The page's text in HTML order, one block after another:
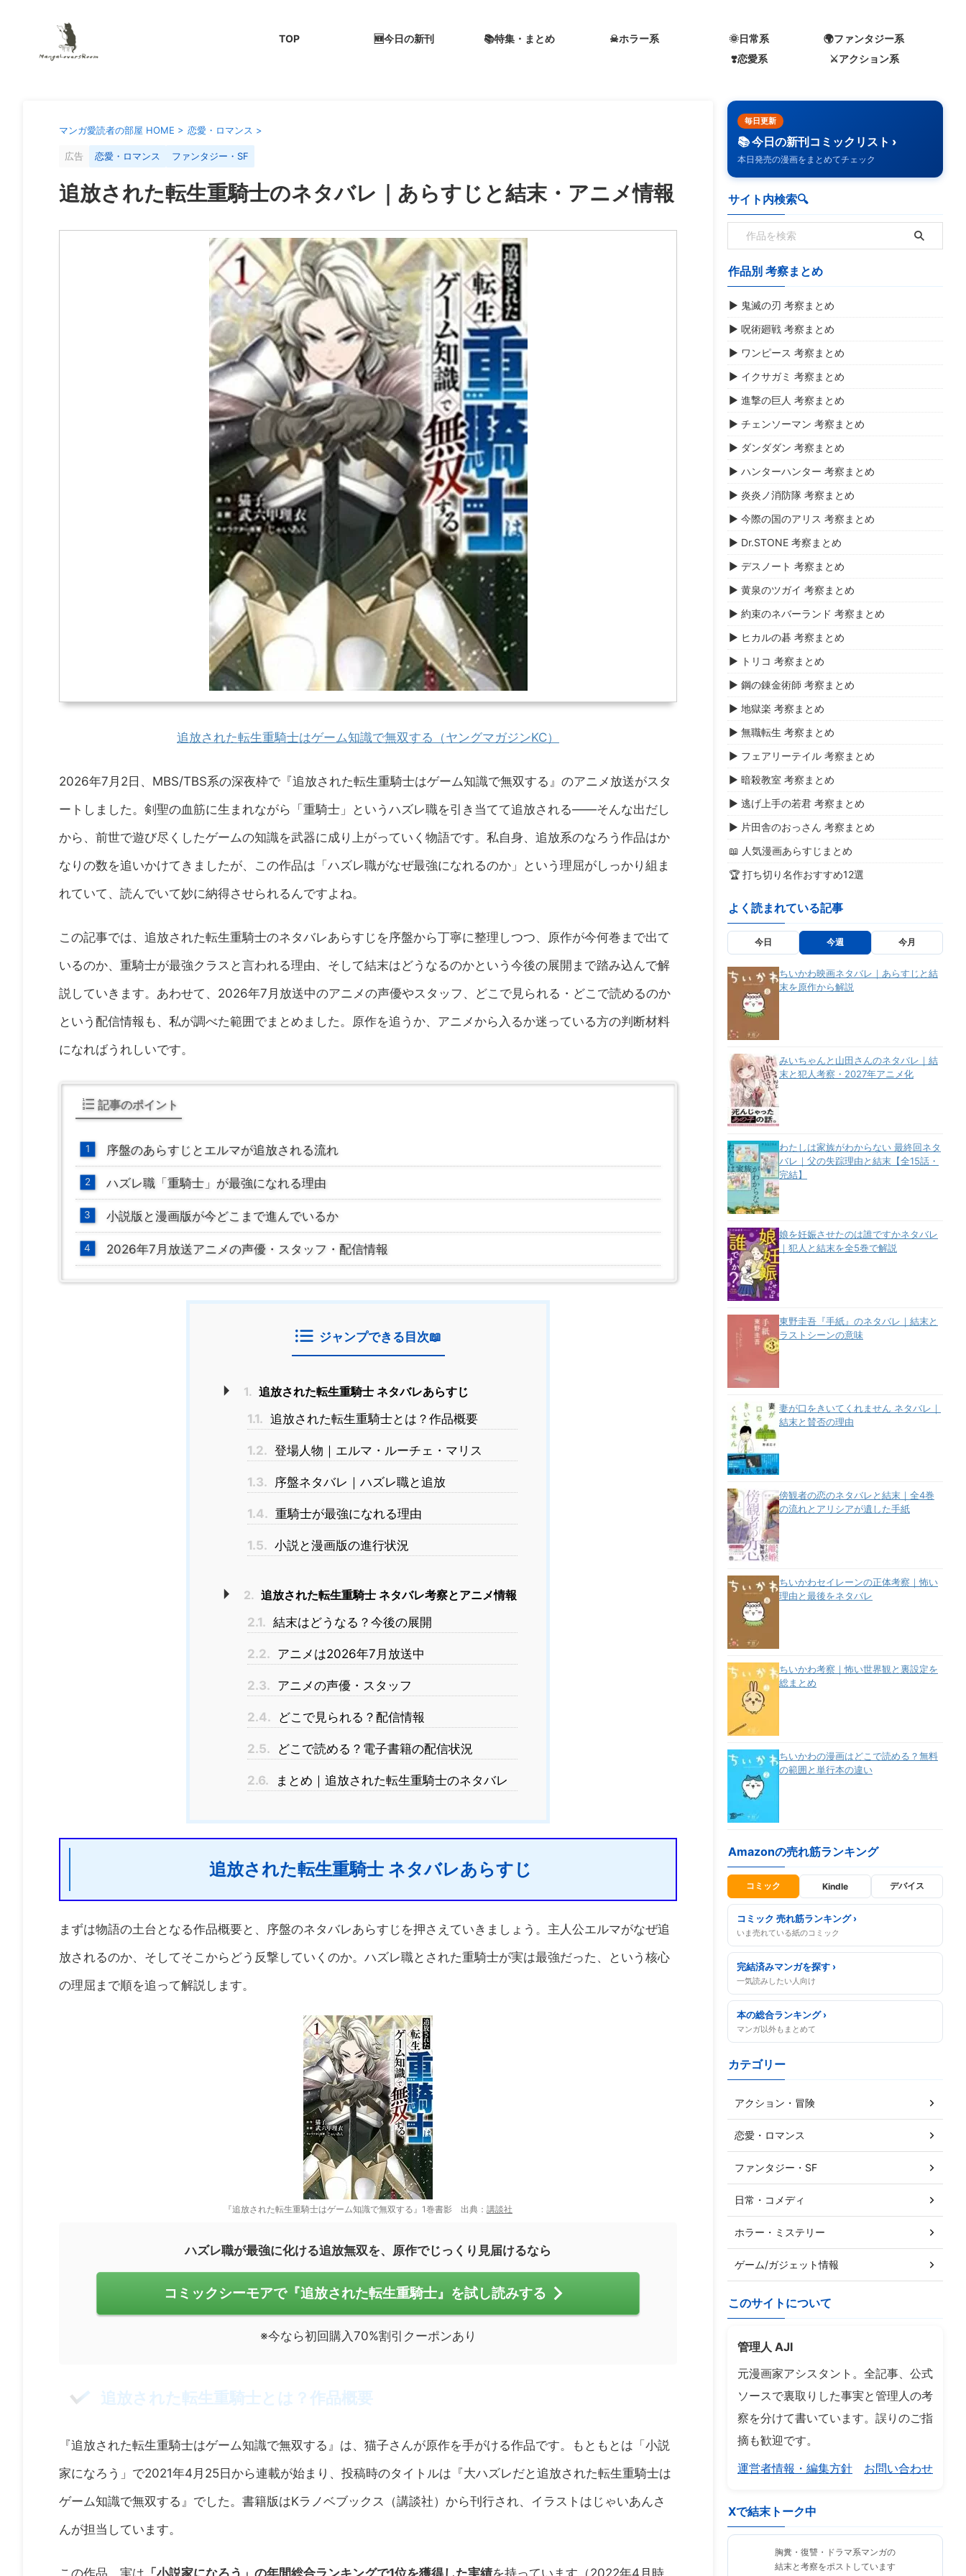
TOP 🆕今日の新刊 📚特集・まとめ ☠ホラー系 🌞日常系
🌍️ファンタジー系
❣️恋愛系
⚔️アクション系
マンガ愛読者の部屋 HOME > 恋愛・ロマンス >
広告 恋愛・ロマンス ファンタジー・SF
追放された転生重騎士のネタバレ｜あらすじと結末・アニメ情報
追放された転生重騎士はゲーム知識で無双する（ヤングマガジンKC）
2026年7月2日、MBS/TBS系の深夜枠で『追放された転生重騎士はゲーム知識で無双する』のアニメ放送がスタ
ートしました。剣聖の血筋に生まれながら「重騎士」というハズレ職を引き当てて追放される——そんな出だし
から、前世で遊び尽くしたゲームの知識を武器に成り上がっていく物語です。私自身、追放系のなろう作品はか
なりの数を追いかけてきましたが、この作品は「ハズレ職がなぜ最強になれるのか」という理屈がしっかり組ま
れていて、読んでいて妙に納得させられるんですよね。
この記事では、追放された転生重騎士のネタバレあらすじを序盤から丁寧に整理しつつ、原作が今何巻まで出て
いるのか、重騎士が最強クラスと言われる理由、そして結末はどうなるのかという今後の展開まで踏み込んで解
説していきます。あわせて、2026年7月放送中のアニメの声優やスタッフ、どこで見られる・どこで読めるのか
という配信情報も、私が調べた範囲でまとめました。原作を追うか、アニメから入るか迷っている方の判断材料
になればうれしいです。
記事のポイント
序盤のあらすじとエルマが追放される流れ
ハズレ職「重騎士」が最強になれる理由
小説版と漫画版が今どこまで進んでいるか
2026年7月放送アニメの声優・スタッフ・配信情報
ジャンプできる目次📖
1. 追放された転生重騎士 ネタバレあらすじ
1.1. 追放された転生重騎士とは？作品概要
1.2. 登場人物｜エルマ・ルーチェ・マリス
1.3. 序盤ネタバレ｜ハズレ職と追放
1.4. 重騎士が最強になれる理由
1.5. 小説と漫画版の進行状況
2. 追放された転生重騎士 ネタバレ考察とアニメ情報
2.1. 結末はどうなる？今後の展開
2.2. アニメは2026年7月放送中
2.3. アニメの声優・スタッフ
2.4. どこで見られる？配信情報
2.5. どこで読める？電子書籍の配信状況
2.6. まとめ｜追放された転生重騎士のネタバレ
追放された転生重騎士 ネタバレあらすじ
まずは物語の土台となる作品概要と、序盤のネタバレあらすじを押さえていきましょう。主人公エルマがなぜ追
放されるのか、そしてそこからどう反撃していくのか。ハズレ職とされた重騎士が実は最強だった、という核心
の理屈まで順を追って解説します。
『追放された転生重騎士はゲーム知識で無双する』1巻書影 出典： 講談社
ハズレ職が最強に化ける追放無双を、原作でじっくり見届けるなら
コミックシーモアで『追放された転生重騎士』を試し読みする
※今なら初回購入70%割引クーポンあり
追放された転生重騎士とは？作品概要
『追放された転生重騎士はゲーム知識で無双する』は、猫子さんが原作を手がける作品です。もともとは「小説
家になろう」で2021年4月25日から連載が始まり、投稿時のタイトルは『大ハズレだと追放された転生重騎士は
ゲーム知識で無双する』でした。書籍版はKラノベブックス（講談社）から刊行され、イラストはじゃいあんさ
んが担当しています。
この作品、実は 「小説家になろう」の年間総合ランキングで1位を獲得した実績を持っています（2022年4月時
毎日更新
📚 今日の新刊コミックリスト ›
本日発売の漫画をまとめてチェック
サイト内検索🔍️
作品別 考察まとめ
▶ 鬼滅の刃 考察まとめ
▶ 呪術廻戦 考察まとめ
▶ ワンピース 考察まとめ
▶ イクサガミ 考察まとめ
▶ 進撃の巨人 考察まとめ
▶ チェンソーマン 考察まとめ
▶ ダンダダン 考察まとめ
▶ ハンターハンター 考察まとめ
▶ 炎炎ノ消防隊 考察まとめ
▶ 今際の国のアリス 考察まとめ
▶ Dr.STONE 考察まとめ
▶ デスノート 考察まとめ
▶ 黄泉のツガイ 考察まとめ
▶ 約束のネバーランド 考察まとめ
▶ ヒカルの碁 考察まとめ
▶ トリコ 考察まとめ
▶ 鋼の錬金術師 考察まとめ
▶ 地獄楽 考察まとめ
▶ 無職転生 考察まとめ
▶ フェアリーテイル 考察まとめ
▶ 暗殺教室 考察まとめ
▶ 逃げ上手の若君 考察まとめ
▶ 片田舎のおっさん 考察まとめ
📖 人気漫画あらすじまとめ
🏆 打ち切り名作おすすめ12選
よく読まれている記事
今日 今週 今月
ちいかわ映画ネタバレ｜あらすじと結
末を原作から解説
みいちゃんと山田さんのネタバレ｜結
末と犯人考察・2027年アニメ化
わたしは家族がわからない 最終回ネタ
バレ｜父の失踪理由と結末【全15話・
完結】
娘を妊娠させたのは誰ですかネタバレ
｜犯人と結末を全5巻で解説
東野圭吾『手紙』のネタバレ｜結末と
ラストシーンの意味
妻が口をきいてくれません ネタバレ｜
結末と賛否の理由
傍観者の恋のネタバレと結末｜全4巻
の流れとアリシアが遺した手紙
ちいかわセイレーンの正体考察｜怖い
理由と最後をネタバレ
ちいかわ考察｜怖い世界観と裏設定を
総まとめ
ちいかわの漫画はどこで読める？無料
の範囲と単行本の違い
Amazonの売れ筋ランキング
コミック Kindle デバイス
コミック 売れ筋ランキング ›
いま売れている紙のコミック
完結済みマンガを探す ›
一気読みしたい人向け
本の総合ランキング ›
マンガ以外もまとめて
カテゴリー
アクション・冒険
恋愛・ロマンス
ファンタジー・SF
日常・コメディ
ホラー・ミステリー
ゲーム/ガジェット情報
このサイトについて
管理人 AJI
元漫画家アシスタント。全記事、公式
ソースで裏取りした事実と管理人の考
察を分けて書いています。誤りのご指
摘も歓迎です。
運営者情報・編集方針
お問い合わせ
Xで結末トーク中
胸糞・復讐・ドラマ系マンガの
結末と考察をポストしています